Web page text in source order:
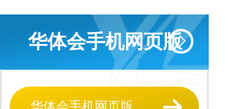
华体会手机网页版
华体会手机网页版